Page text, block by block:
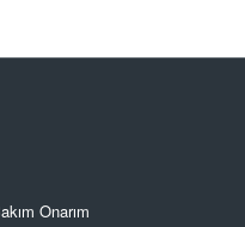
Onarım